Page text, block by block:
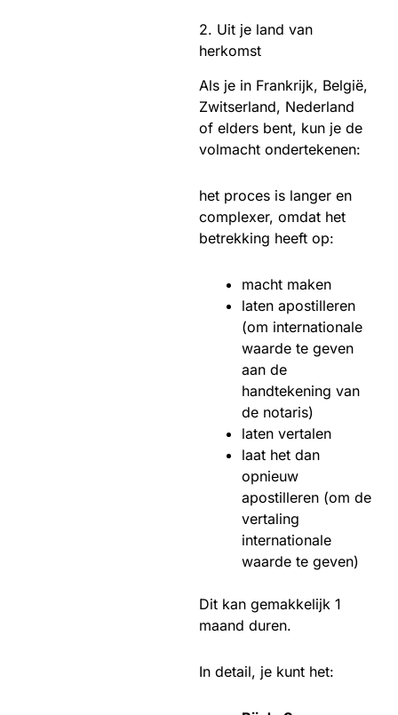
2. Uit je land van
herkomst
Als je in Frankrijk, België,
Zwitserland, Nederland
of elders bent, kun je de
volmacht ondertekenen:
het proces is langer en
complexer, omdat het
betrekking heeft op:
macht maken
laten apostilleren
(om internationale
waarde te geven
aan de
handtekening van
de notaris)
laten vertalen
laat het dan
opnieuw
apostilleren (om de
vertaling
internationale
waarde te geven)
Dit kan gemakkelijk 1
maand duren.
In detail, je kunt het: